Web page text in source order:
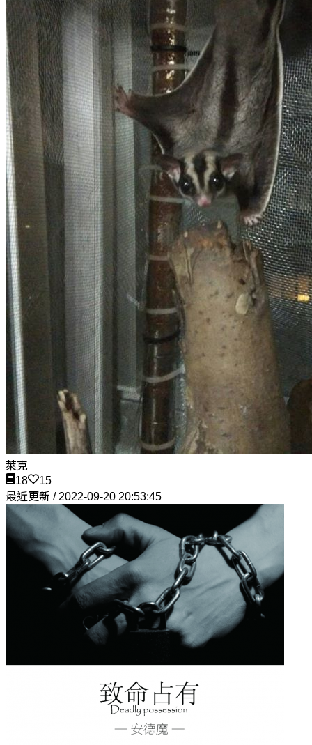
萊克
18
15
最近更新 / 2022-09-20 20:53:45